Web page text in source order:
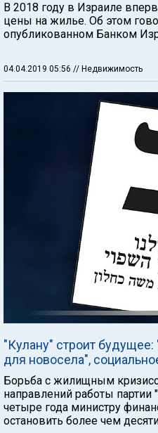
В 2018 году в Израиле
цены на жилье. Об этом
опубликованном Банком
04.04.2019 05:56 // Недвижимость
"Кулану" строит
для новосела",
Борьба с жилищным
направлений работы
четыре года министру
остановить более чем